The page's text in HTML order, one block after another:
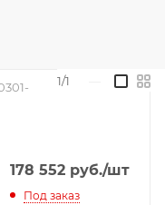
178 552 руб./шт
Под заказ
1/1